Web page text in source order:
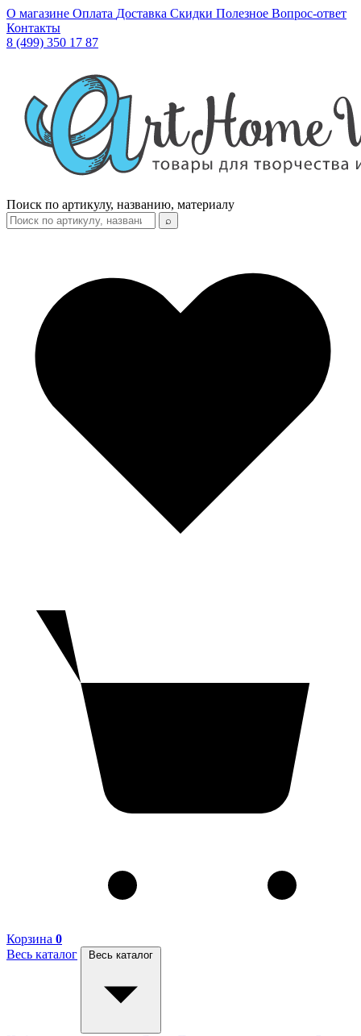
О магазине Оплата Доставка Скидки Полезное Вопрос-ответ
Контакты
8 (499) 350 17 87
Поиск по артикулу, названию, материалу
⌕
Корзина 0
Весь каталог
Весь каталог